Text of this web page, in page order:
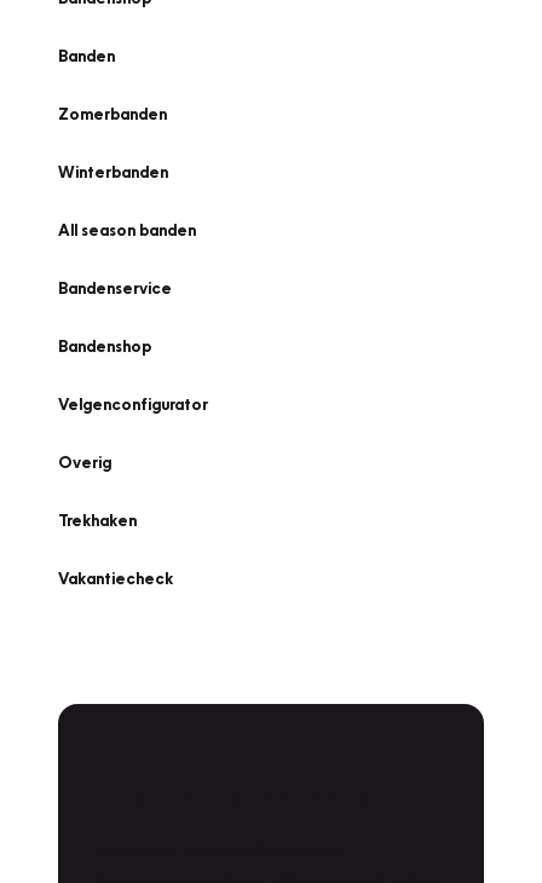
Banden
Zomerbanden
Winterbanden
All season banden
Bandenservice
Bandenshop
Velgenconfigurator
Overig
Trekhaken
Vakantiecheck